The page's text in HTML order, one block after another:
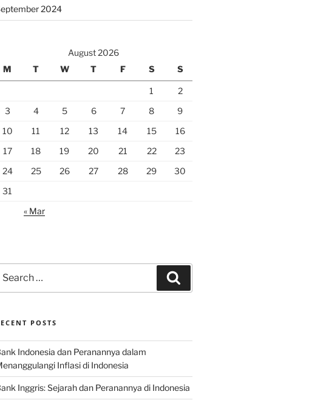
2024
August 2026
M
T W T F S S
1
2
3
4 5 6 7 8
9
10
11 12 13 14 15
16
17
18 19 20 21 22
23
24
25 26 27 28 29
30
31
« Mar
for:
POSTS
Indonesia dan Peranannya dalam
Inflasi di Indonesia
Inggris: Sejarah dan Peranannya di Indonesia